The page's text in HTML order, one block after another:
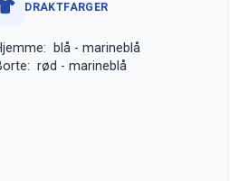
DRAKTFARGER
blå - marineblå
rød - marineblå